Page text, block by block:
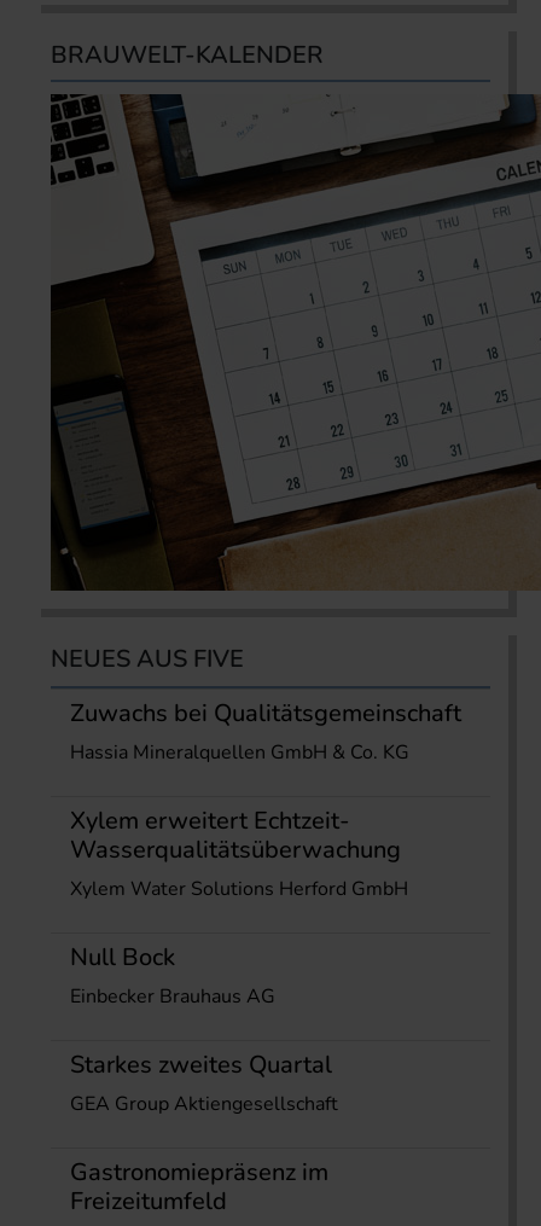
BRAUWELT-KALENDER
NEUES AUS FIVE
Zuwachs bei Qualitätsgemeinschaft
Hassia Mineralquellen GmbH & Co. KG
Xylem erweitert Echtzeit-
Wasserqualitätsüberwachung
Xylem Water Solutions Herford GmbH
Null Bock
Einbecker Brauhaus AG
Starkes zweites Quartal
GEA Group Aktiengesellschaft
Gastronomiepräsenz im
Freizeitumfeld